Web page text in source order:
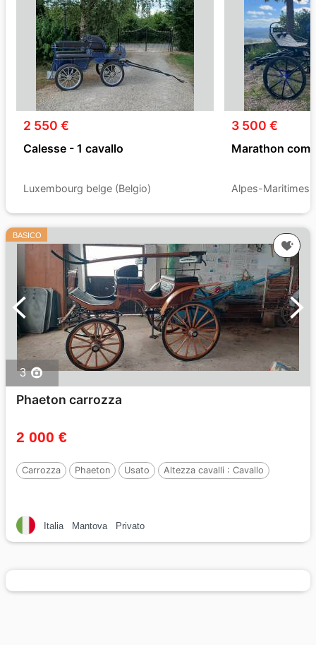
2 550 €
Calesse - 1 cavallo
Luxembourg belge (Belgio)
3 500 €
Marathon
Alpes-Maritimes
BASICO
3
Phaeton carrozza
2 000 €
Carrozza Phaeton Usato Altezza cavalli : Cavallo
Italia Mantova Privato